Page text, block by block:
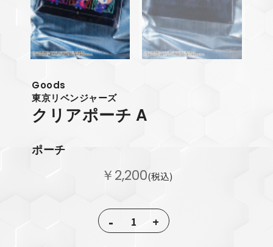
Goods
東京リベンジャーズ
クリアポーチ A
ポーチ
￥2,200(税込)
- +